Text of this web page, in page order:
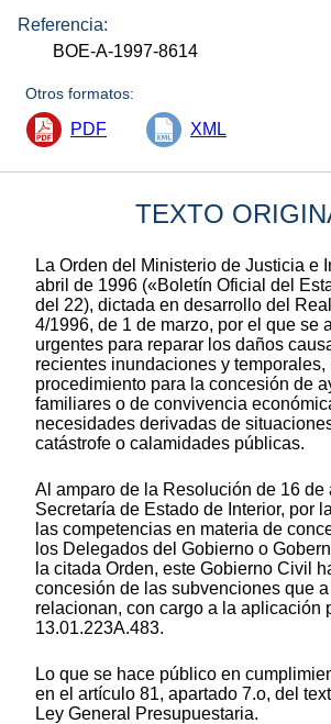
Referencia:
BOE-A-1997-8614
Otros formatos:
PDF XML
TEXTO
La Orden del Ministerio de Justicia e
abril de 1996 («Boletín Oficial del
del 22), dictada en desarrollo del
4/1996, de 1 de marzo, por el que se
urgentes para reparar los daños
recientes inundaciones y temporales,
procedimiento para la concesión de
familiares o de convivencia
necesidades derivadas de
catástrofe o calamidades públicas.
Al amparo de la Resolución de 16 de
Secretaría de Estado de Interior, por
las competencias en materia de
los Delegados del Gobierno o
la citada Orden, este Gobierno Civil
concesión de las subvenciones que
relacionan, con cargo a la aplicación
13.01.223A.483.
Lo que se hace público en
en el artículo 81, apartado 7.o, del
Ley General Presupuestaria.